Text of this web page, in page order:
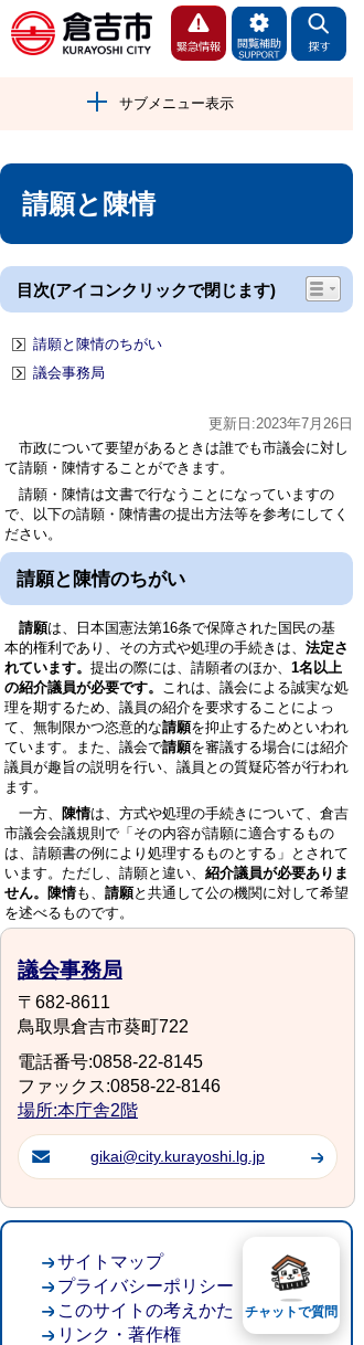
サブメニュー表示
請願と陳情
目次(アイコンクリックで閉じます)
請願と陳情のちがい
議会事務局
更新日:2023年7月26日
市政について要望があるときは誰でも市議会に対し
て請願・陳情することができます。
請願・陳情は文書で行なうことになっていますの
で、以下の請願・陳情書の提出方法等を参考にしてく
ださい。
請願と陳情のちがい
請願は、日本国憲法第16条で保障された国民の基
本的権利であり、その方式や処理の手続きは、 法定さ
れています。 提出の際には、請願者のほか、 1名以上
の紹介議員が必要です。 これは、議会による誠実な処
理を期するため、議員の紹介を要求することによっ
て、無制限かつ恣意的な請願を抑止するためといわれ
ています。また、議会で請願を審議する場合には紹介
議員が趣旨の説明を行い、議員との質疑応答が行われ
ます。
一方、
陳情は、方式や処理の手続きについて、倉吉
市議会会議規則で「その内容が請願に適合するもの
は、請願書の例により処理するものとする」とされて
います。ただし、請願と違い、 紹介議員が必要ありま
せん。陳情も、 請願と共通して公の機関に対して希望
を述べるものです。
議会事務局
〒682-8611
鳥取県倉吉市葵町722
電話番号:0858-22-8145
ファックス:0858-22-8146
場所:本庁舎2階
gikai@city.kurayoshi.lg.jp
サイトマップ
プライバシーポリシー
このサイトの考えかた
リンク・著作権
チャットで質問